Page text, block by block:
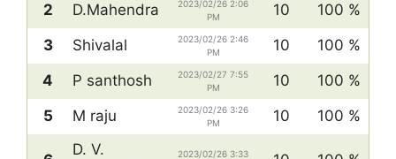
2 D.Mahendra
2023/02/26 2:06
PM
10
100 %
3
Shivalal
2023/02/26 2:46
PM
10
100 %
4
P santhosh
2023/02/27 7:55
PM
10
100 %
5
M raju
2023/02/26 3:26
PM
10 100 %
D. V.
2023/02/26 3:33